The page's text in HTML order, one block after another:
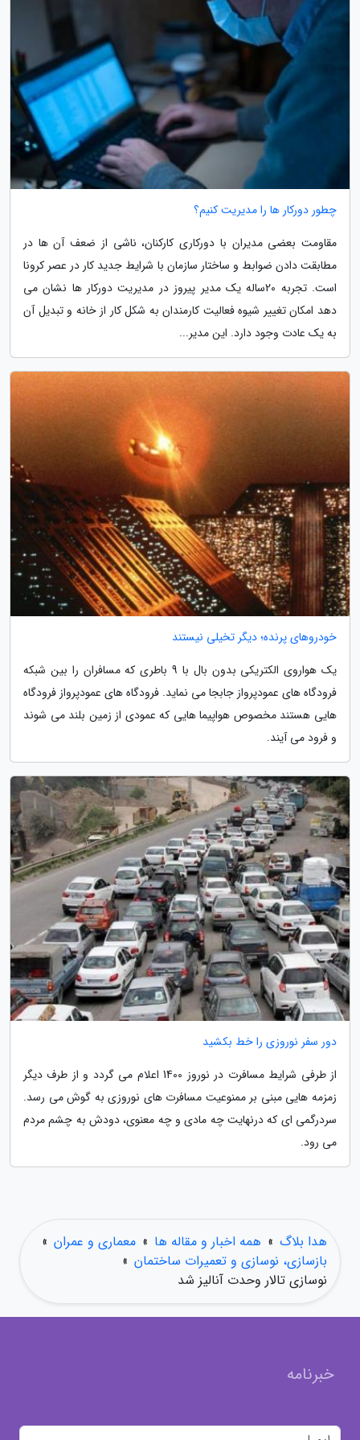
چطور دورکار ها را مدیریت کنیم؟
مقاومت بعضی مدیران با دورکاری کارکنان، ناشی از ضعف آن ها در
مطابقت دادن ضوابط و ساختار سازمان با شرایط جدید کار در عصر کرونا
است. تجربه 20ساله یک مدیر پیروز در مدیریت دورکار ها نشان می
دهد امکان تغییر شیوه فعالیت کارمندان به شکل کار از خانه و تبدیل آن
به یک عادت وجود دارد. این مدیر...
خودروهای پرنده؛ دیگر تخیلی نیستند
یک هواروی الکتریکی بدون بال با 9 باطری که مسافران را بین شبکه
فرودگاه های عمودپرواز جابجا می نماید. فرودگاه های عمودپرواز فرودگاه
هایی هستند مخصوص هواپیما هایی که عمودی از زمین بلند می شوند
و فرود می آیند.
دور سفر نوروزی را خط بکشید
از طرفی شرایط مسافرت در نوروز 1400 اعلام می گردد و از طرف دیگر
زمزمه هایی مبنی بر ممنوعیت مسافرت های نوروزی به گوش می رسد.
سردرگمی ای که درنهایت چه مادی و چه معنوی، دودش به چشم مردم
می رود.
هدا بلاگ » همه اخبار و مقاله ها » معماری و عمران »
بازسازی، نوسازی و تعمیرات ساختمان »
نوسازی تالار وحدت آنالیز شد
خبرنامه